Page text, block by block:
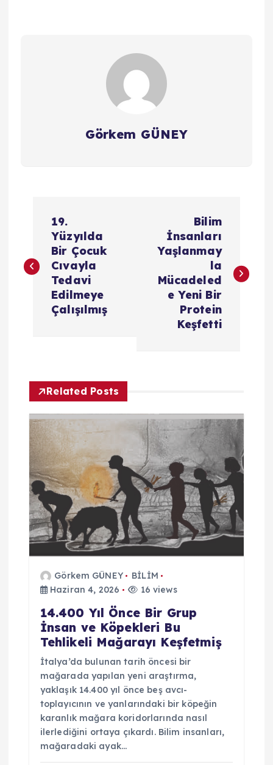
Görkem GÜNEY
z
z
n
m
e
s
19.
Yüzyılda
Bir Çocuk
Cıvayla
Tedavi
Edilmeye
Çalışılmış
Bilim
İnsanları
Yaşlanmay
la
Mücadeled
e Yeni Bir
Protein
Keşfetti
Related Posts
Görkem GÜNEY
BİLİM
Haziran 4, 2026
16 views
14.400 Yıl Önce Bir Grup
İnsan ve Köpekleri Bu
Tehlikeli Mağarayı Keşfetmiş
İtalya’da bulunan tarih öncesi bir
mağarada yapılan yeni araştırma,
yaklaşık 14.400 yıl önce beş avcı-
toplayıcının ve yanlarındaki bir köpeğin
karanlık mağara koridorlarında nasıl
ilerlediğini ortaya çıkardı. Bilim insanları,
mağaradaki ayak…